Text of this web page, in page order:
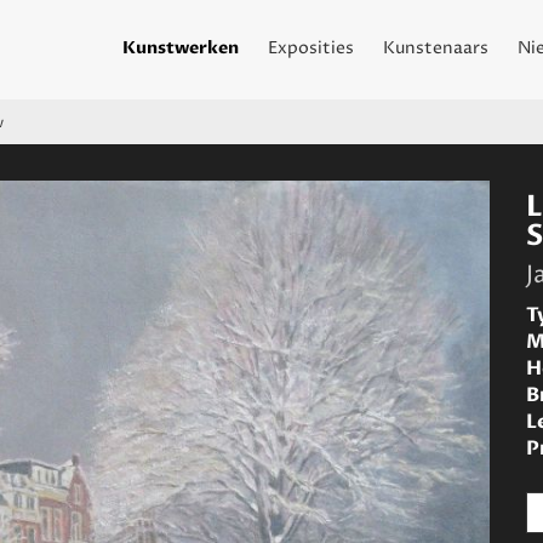
Kunstwerken Exposities Kunstenaars